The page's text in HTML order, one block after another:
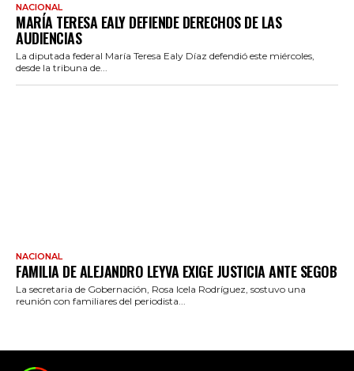
NACIONAL
MARÍA TERESA EALY DEFIENDE DERECHOS DE LAS
AUDIENCIAS
La diputada federal María Teresa Ealy Díaz defendió este miércoles,
desde la tribuna de...
NACIONAL
FAMILIA DE ALEJANDRO LEYVA EXIGE JUSTICIA ANTE SEGOB
La secretaria de Gobernación, Rosa Icela Rodríguez, sostuvo una
reunión con familiares del periodista...